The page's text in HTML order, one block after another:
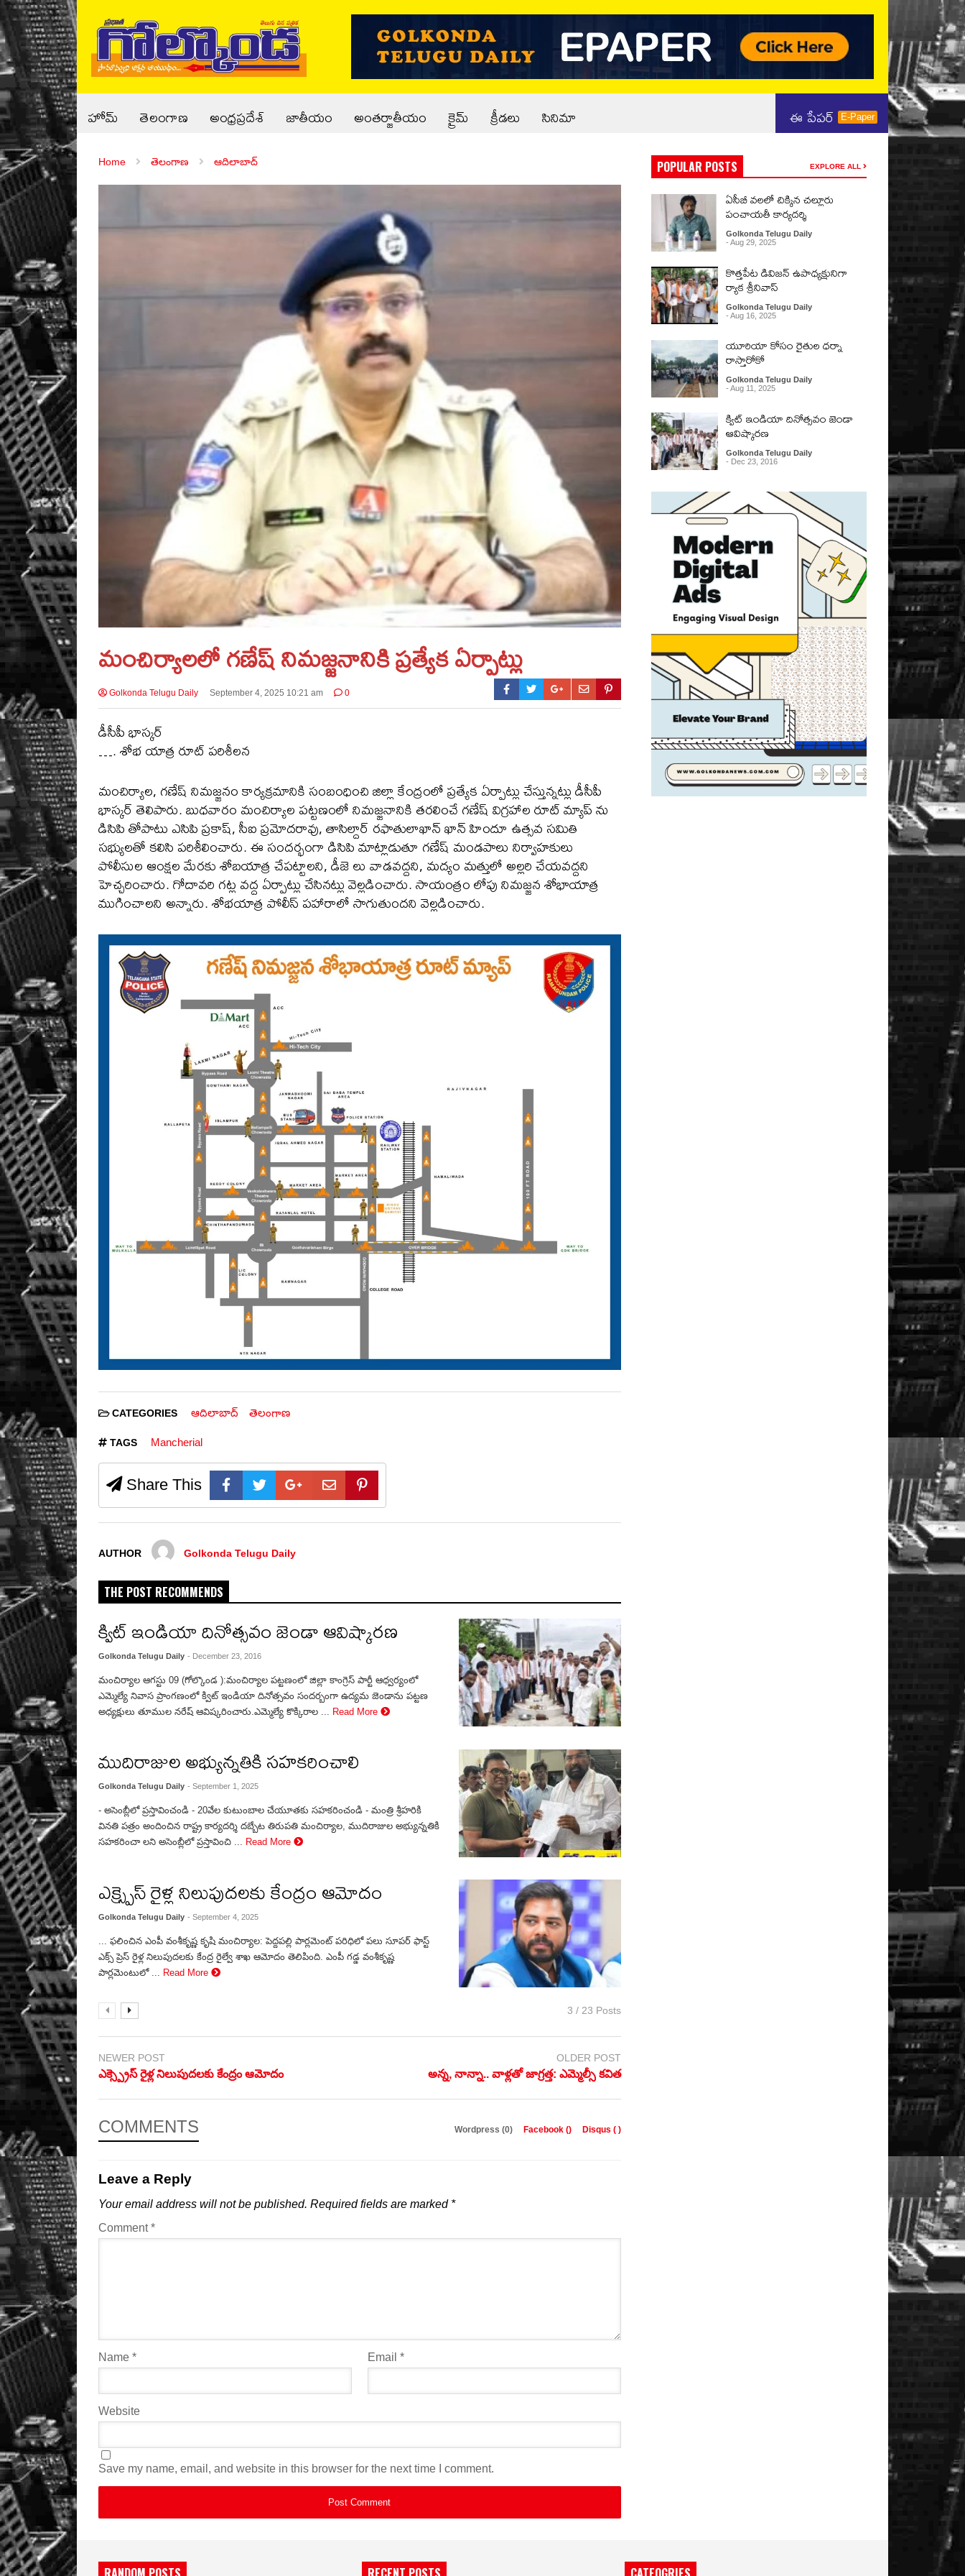
హోమ్ తెలంగాణ అంధ్రప్రదేశ్ జాతీయం అంతర్జాతీయం క్రైమ్ క్రీడలు సినిమా ఈ పేపర్ E-Paper
Home తెలంగాణ ఆదిలాబాద్
మంచిర్యాలలో గణేష్ నిమజ్జనానికి ప్రత్యేక ఏర్పాట్లు
Golkonda Telugu Daily September 4, 2025 10:21 am 0
డీసీపీ భాస్కర్
…. శోభ యాత్ర రూట్ పరిశీలన
మంచిర్యాల, గణేష్ నిమజ్జనం కార్యక్రమానికి సంబంధించి జిల్లా కేంద్రంలో ప్రత్యేక ఏర్పాట్లు చేస్తున్నట్లు డీసీపీ
భాస్కర్ తెలిపారు. బుధవారం మంచిర్యాల పట్టణంలో నిమజ్జనానికి తరలించే గణేష్ విగ్రహాల రూట్ మ్యాప్ ను
డిసిపి తోపాటు ఎసిపి ప్రకాష్, సీఐ ప్రమోదరావు, తాసిల్దార్ రఫాతులాఖాన్ ఖాన్ హిందూ ఉత్సవ సమితి
సభ్యులతో కలిసి పరిశీలించారు. ఈ సందర్భంగా డిసిపి మాట్లాడుతూ గణేష్ మండపాలు నిర్వాహకులు
పోలీసుల ఆంక్షల మేరకు శోబయాత్ర చేపట్టాలని, డీజె లు వాడవద్దని, మద్యం మత్తులో అల్లరి చేయవద్దని
హెచ్చరించారు. గోదావరి గట్ల వద్ద ఏర్పాట్లు చేసినట్లు వెల్లడించారు. సాయంత్రం లోపు నిమజ్జన శోభాయాత్ర
ముగించాలని అన్నారు. శోభయాత్ర పోలీస్ పహారాలో సాగుతుందని వెల్లడించారు.
CATEGORIES ఆదిలాబాద్ తెలంగాణ
TAGS Mancherial
Share This
AUTHOR Golkonda Telugu Daily
THE POST RECOMMENDS
క్విట్ ఇండియా దినోత్సవం జెండా ఆవిష్కారణ
Golkonda Telugu Daily - December 23, 2016
మంచిర్యాల ఆగస్టు 09 (గోల్కొండ ):మంచిర్యాల పట్టణంలో జిల్లా కాంగ్రెస్ పార్టీ ఆధ్వర్యంలో
ఎమ్మెల్యే నివాస ప్రాంగణంలో క్విట్ ఇండియా దినోత్సవం సందర్బంగా ఉద్యమ జెండాను పట్టణ
అధ్యక్షులు తూముల నరేష్ ఆవిష్కరించారు.ఎమ్మెల్యే కొక్కిరాల ...
Read More
ముదిరాజుల అభ్యున్నతికి సహకరించాలి
Golkonda Telugu Daily - September 1, 2025
- అసెంబ్లీలో ప్రస్తావించండి - 20వేల కుటుంబాల చేయూతకు సహకరించండి - మంత్రి శ్రీహరికి
వినతి పత్రం అందించిన రాష్ట్ర కార్యదర్శి దబ్బేట తిరుపతి మంచిర్యాల, ముదిరాజుల అభ్యున్నతికి
సహకరించా లని అసెంబ్లీలో ప్రస్తావించి ... Read More
ఎక్స్ప్రెస్ రైళ్ల నిలుపుదలకు కేంద్రం ఆమోదం
Golkonda Telugu Daily - September 4, 2025
... ఫలించిన ఎంపీ వంశీకృష్ణ కృషి మంచిర్యాల: పెద్దపల్లి పార్లమెంట్ పరిధిలో పలు సూపర్ ఫాస్ట్
ఎక్స్ ప్రెస్ రైళ్ల నిలుపుదలకు కేంద్ర రైల్వే శాఖ ఆమోదం తెలిపింది. ఎంపీ గడ్డ వంశీకృష్ణ
పార్లమెంటులో ...
Read More
3 / 23 Posts
NEWER POST
ఎక్స్ప్రెస్ రైళ్ల నిలుపుదలకు కేంద్రం ఆమోదం
OLDER POST
అన్న, నాన్నా.. వాళ్లతో జాగ్రత్త: ఎమ్మెల్సీ కవిత
COMMENTS Wordpress (0) Facebook () Disqus ( )
Leave a Reply
Your email address will not be published. Required fields are marked *
Comment*
Name * Email *
Website
Save my name, email, and website in this browser for the next time I comment.
POPULAR POSTS EXPLORE ALL
ఏసీబీ వలలో చిక్కిన చల్లూరు
పంచాయతీ కార్యదర్శి
Golkonda Telugu Daily
- Aug 29, 2025
కొత్తపేట డివిజన్ ఉపాధ్యక్షునిగా
ర్యాక శ్రీనివాస్
Golkonda Telugu Daily
- Aug 16, 2025
యూరియా కోసం రైతుల ధర్నా
రాస్తారోకో
Golkonda Telugu Daily
- Aug 11, 2025
క్విట్ ఇండియా దినోత్సవం జెండా
ఆవిష్కారణ
Golkonda Telugu Daily
- Dec 23, 2016